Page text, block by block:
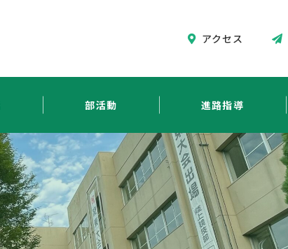
部活動 進路指導
アクセス